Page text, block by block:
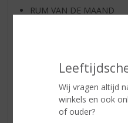
Wij vragen altijd
winkels en ook
of ouder?
RUM VAN DE MAAND
EXCLUSIEF TOPSLIJTER
WHISKY